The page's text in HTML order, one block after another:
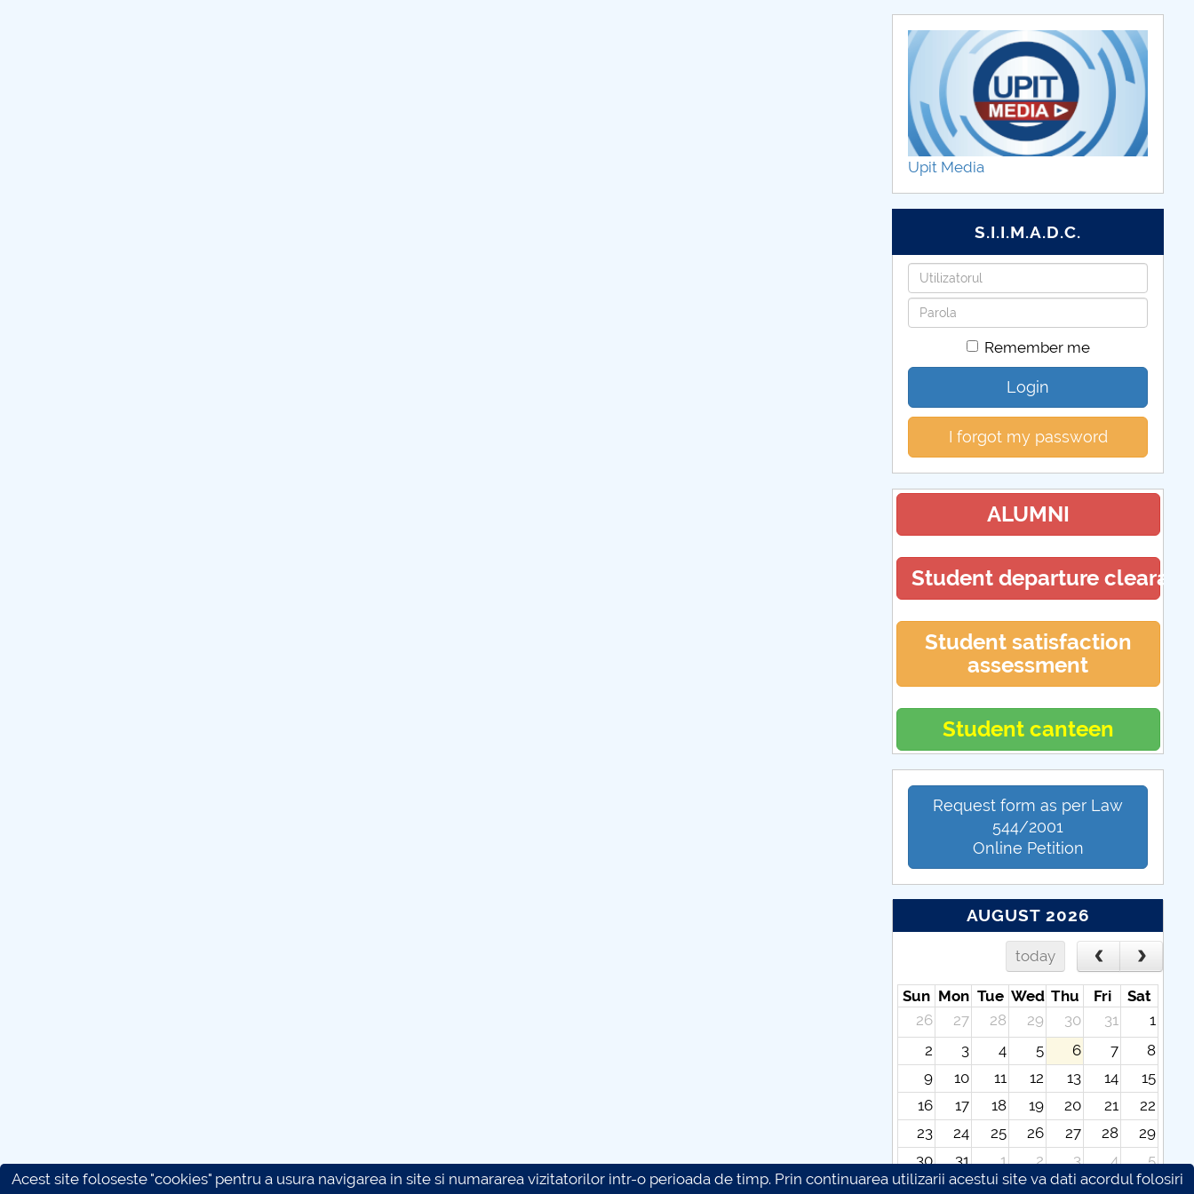
Upit Media
S.I.I.M.A.D.C.
Username
Password
Remember me
Login
I forgot my password
ALUMNI
Student departure
Student satisfaction
assessment
Student canteen
Request form as per Law
544/2001
Online Petition
AUGUST 2026
today
Sun Mon Tue Wed Thu Fri
Sat
26
27 28 29 30 31
1
2
3 4 5 6 7
8
9
10 11 12 13 14
15
16
17 18 19 20 21
22
23
24 25 26 27 28
29
30
31 1 2 3 4
5
Acest site foloseste "cookies" pentru a usura navigarea in site si numararea vizitatorilor intr-o perioada de timp. Prin continuarea utilizarii acestui site va dati acordul folosiri